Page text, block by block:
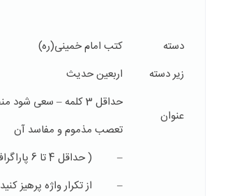
دسته
کتب امام خمینی(ره)
زیر دسته
اربعین حدیث
عنوان
حداقل 3 کلمه – سعی شود منحصر به فرد باشد – مفهوم کلی مطلب را برساند –
تعصب مذموم و مفاسد آن
– ( حداقل 4 تا 6 پاراگراف)
– از تکرار واژه پرهیز کنید